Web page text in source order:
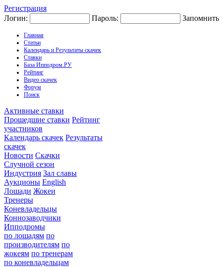
Регистрация
Логин:
Пароль: Запомнить
Главная
Статьи
Календарь и Результаты скачек
Ставки
База Ипподром.РУ
Рейтинг
Видео скачек
Форум
Поиск
Активные ставки
Прошедшие ставки Рейтинг
участников
Календарь скачек Результаты
скачек
Новости Скачки
Случной сезон
Индустрия Зал славы
Аукционы English
Лошади Жокеи
Тренеры
Коневладельцы
Коннозаводчики
Ипподромы
по лошадям по
производителям по
жокеям по тренерам
по коневладельцам